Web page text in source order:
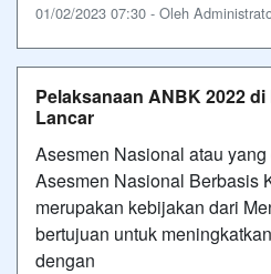
01/02/2023 07:30 - Oleh
Pelaksanaan ANBK 2022
Lancar
Asesmen Nasional atau
Asesmen Nasional Berbasis
merupakan kebijakan dari
bertujuan untuk
dengan